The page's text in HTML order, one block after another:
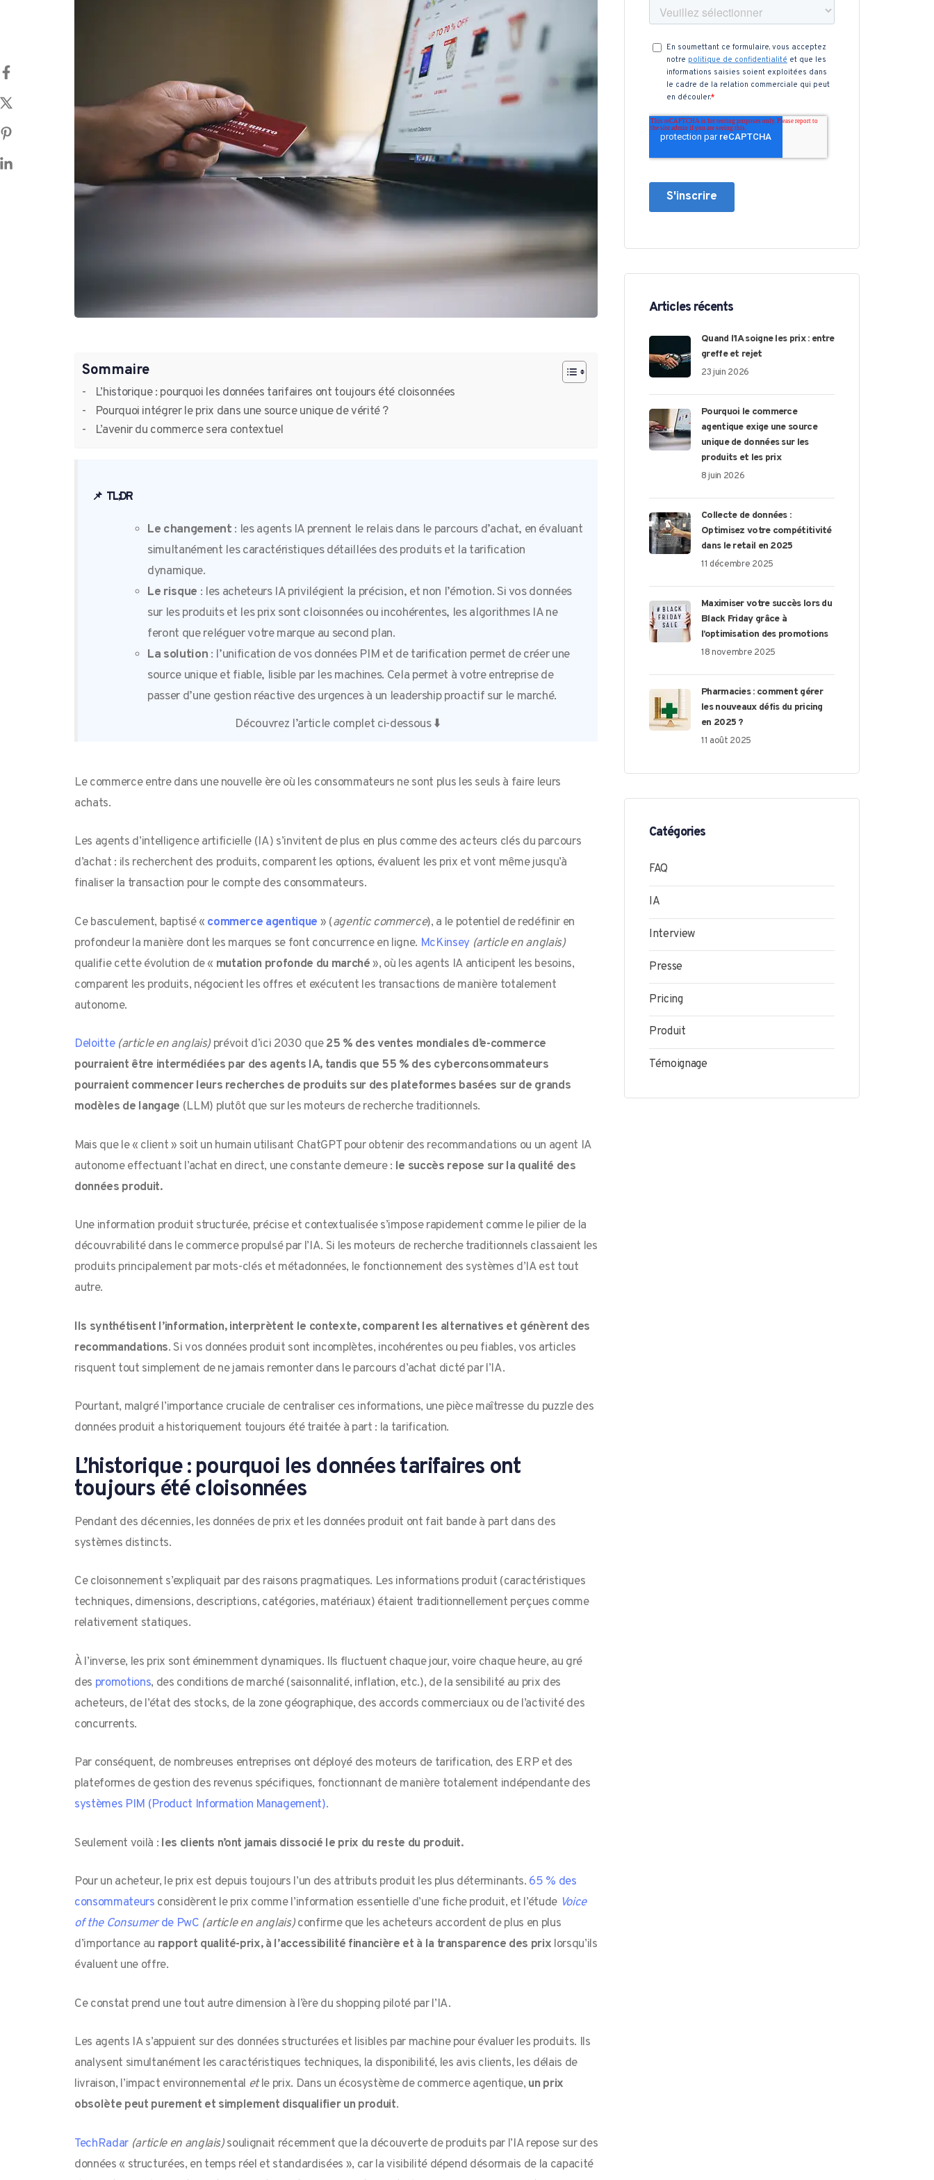
Sommaire
L’historique : pourquoi les données tarifaires ont toujours été cloisonnées
Pourquoi intégrer le prix dans une source unique de vérité ?
L’avenir du commerce sera contextuel
📌 TL;DR
Le changement : les agents IA prennent le relais dans le parcours d’achat, en évaluant
simultanément les caractéristiques détaillées des produits et la tarification
dynamique.
Le risque : les acheteurs IA privilégient la précision, et non l’émotion. Si vos données
sur les produits et les prix sont cloisonnées ou incohérentes, les algorithmes IA ne
feront que reléguer votre marque au second plan.
La solution : l’unification de vos données PIM et de tarification permet de créer une
source unique et fiable, lisible par les machines. Cela permet à votre entreprise de
passer d’une gestion réactive des urgences à un leadership proactif sur le marché.
Découvrez l’article complet ci-dessous ⬇️
Le commerce entre dans une nouvelle ère où les consommateurs ne sont plus les seuls à faire leurs
achats.
Les agents d’intelligence artificielle (IA) s’invitent de plus en plus comme des acteurs clés du parcours
d’achat : ils recherchent des produits, comparent les options, évaluent les prix et vont même jusqu’à
finaliser la transaction pour le compte des consommateurs.
Ce basculement, baptisé « commerce agentique » (agentic commerce), a le potentiel de redéfinir en
profondeur la manière dont les marques se font concurrence en ligne. McKinsey (article en anglais)
qualifie cette évolution de « mutation profonde du marché», où les agents IA anticipent les besoins,
comparent les produits, négocient les offres et exécutent les transactions de manière totalement
autonome.
Deloitte (article en anglais) prévoit d’ici 2030 que25 % des ventes mondiales d’e-commerce
pourraient être intermédiées par des agents IA, tandis que 55 % des cyberconsommateurs
pourraient commencer leurs recherches de produits sur des plateformes basées sur de grands
modèles de langage (LLM) plutôt que sur les moteurs de recherche traditionnels.
Mais que le « client » soit un humain utilisant ChatGPT pour obtenir des recommandations ou un agent IA
autonome effectuant l’achat en direct, une constante demeure : le succès repose sur la qualité des
données produit.
Une information produit structurée, précise et contextualisée s’impose rapidement comme le pilier de la
découvrabilité dans le commerce propulsé par l’IA. Si les moteurs de recherche traditionnels classaient les
produits principalement par mots-clés et métadonnées, le fonctionnement des systèmes d’IA est tout
autre.
Ils synthétisent l’information, interprètent le contexte, comparent les alternatives et génèrent des
recommandations. Si vos données produit sont incomplètes, incohérentes ou peu fiables, vos articles
risquent tout simplement de ne jamais remonter dans le parcours d’achat dicté par l’IA.
Pourtant, malgré l’importance cruciale de centraliser ces informations, une pièce maîtresse du puzzle des
données produit a historiquement toujours été traitée à part : la tarification.
L’historique : pourquoi les données tarifaires ont
toujours été cloisonnées
Pendant des décennies, les données de prix et les données produit ont fait bande à part dans des
systèmes distincts.
Ce cloisonnement s’expliquait par des raisons pragmatiques. Les informations produit (caractéristiques
techniques, dimensions, descriptions, catégories, matériaux) étaient traditionnellement perçues comme
relativement statiques.
À l’inverse, les prix sont éminemment dynamiques. Ils fluctuent chaque jour, voire chaque heure, au gré
des promotions, des conditions de marché (saisonnalité, inflation, etc.), de la sensibilité au prix des
acheteurs, de l’état des stocks, de la zone géographique, des accords commerciaux ou de l’activité des
concurrents.
Par conséquent, de nombreuses entreprises ont déployé des moteurs de tarification, des ERP et des
plateformes de gestion des revenus spécifiques, fonctionnant de manière totalement indépendante des
systèmes PIM (Product Information Management).
Seulement voilà : les clients n’ont jamais dissocié le prix du reste du produit.
Pour un acheteur, le prix est depuis toujours l’un des attributs produit les plus déterminants. 65 % des
consommateurs considèrent le prix comme l’information essentielle d’une fiche produit, et l’étude Voice
of the Consumerde PwC (article en anglais)confirme que les acheteurs accordent de plus en plus
d’importance au rapport qualité-prix, à l’accessibilité financière et à la transparence des prix lorsqu’ils
évaluent une offre.
Ce constat prend une tout autre dimension à l’ère du shopping piloté par l’IA.
Les agents IA s’appuient sur des données structurées et lisibles par machine pour évaluer les produits. Ils
analysent simultanément les caractéristiques techniques, la disponibilité, les avis clients, les délais de
livraison, l’impact environnemental etle prix. Dans un écosystème de commerce agentique, un prix
obsolète peut purement et simplement disqualifier un produit.
TechRadar (article en anglais)soulignait récemment que la découverte de produits par l’IA repose sur des
données « structurées, en temps réel et standardisées », car la visibilité dépend désormais de la capacité
Articles récents
Quand l’IA soigne les prix : entre
greffe et rejet
23 juin 2026
Pourquoi le commerce
agentique exige une source
unique de données sur les
produits et les prix
8 juin 2026
Collecte de données :
Optimisez votre compétitivité
dans le retail en 2025
11 décembre 2025
Maximiser votre succès lors du
Black Friday grâce à
l’optimisation des promotions
18 novembre 2025
Pharmacies : comment gérer
les nouveaux défis du pricing
en 2025 ?
11 août 2025
Catégories
FAQ
IA
Interview
Presse
Pricing
Produit
Témoignage